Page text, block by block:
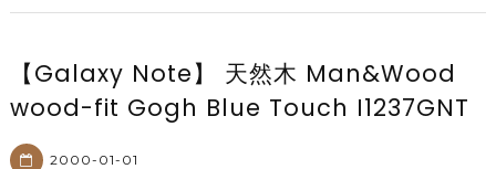
【Galaxy Note】 天然木 Man&Wood
wood-fit Gogh Blue Touch I1237GNT
2000-01-01